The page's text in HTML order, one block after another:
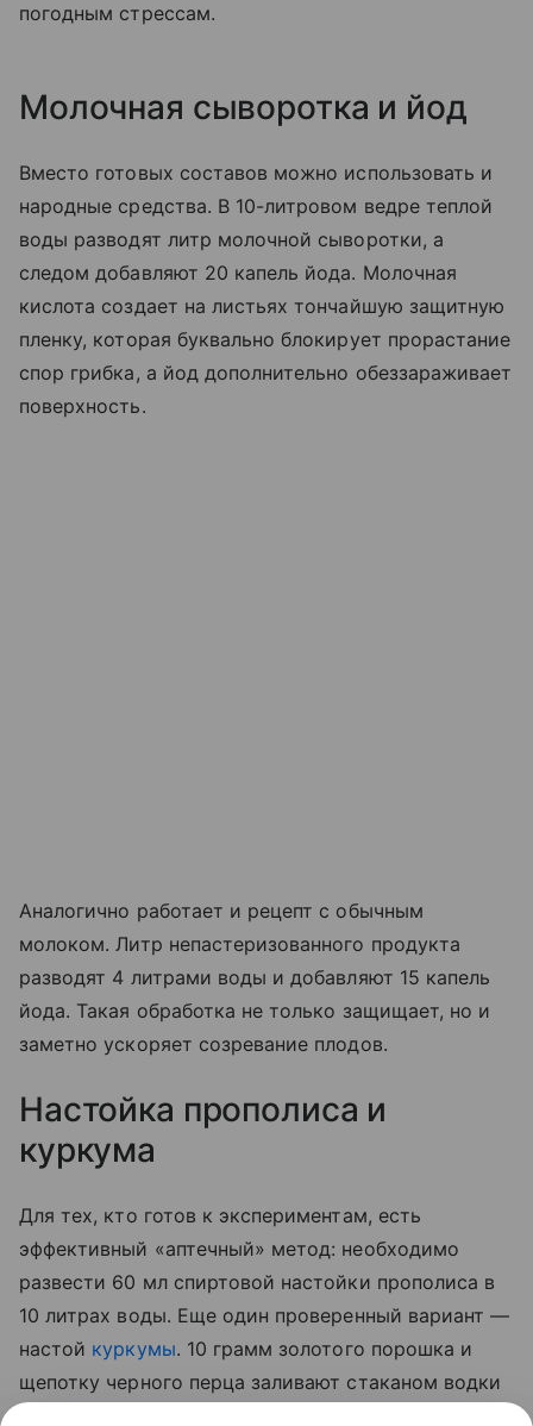
погодным стрессам.
Молочная сыворотка и йод
Вместо готовых составов можно использовать и
народные средства. В 10-литровом ведре теплой
воды разводят литр молочной сыворотки, а
следом добавляют 20 капель йода. Молочная
кислота создает на листьях тончайшую защитную
пленку, которая буквально блокирует прорастание
спор грибка, а йод дополнительно обеззараживает
поверхность.
Аналогично работает и рецепт с обычным
молоком. Литр непастеризованного продукта
разводят 4 литрами воды и добавляют 15 капель
йода. Такая обработка не только защищает, но и
заметно ускоряет созревание плодов.
Настойка прополиса и
куркума
Для тех, кто готов к экспериментам, есть
эффективный «аптечный» метод: необходимо
развести 60 мл спиртовой настойки прополиса в
10 литрах воды. Еще один проверенный вариант —
настой куркумы. 10 грамм золотого порошка и
щепотку черного перца заливают стаканом водки